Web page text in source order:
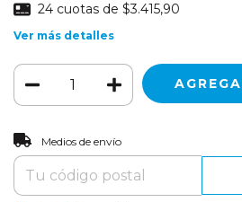
24 cuotas de $3.415,90
Ver más detalles
Entregas para el CP:
Medios de envío